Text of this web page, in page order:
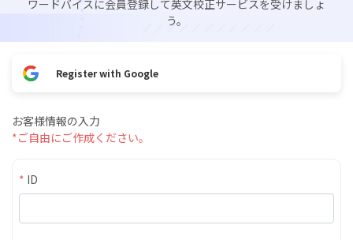
ワードバイスに会員登録して英文校正サービスを受けましょ
う。
Register with Google
お客様情報の入力
*ご自由にご作成ください。
* ID